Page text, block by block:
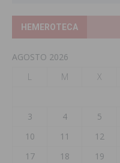
HEMEROTECA
AGOSTO 2026
L
M X
3
4 5
10
11 12
17
18 19